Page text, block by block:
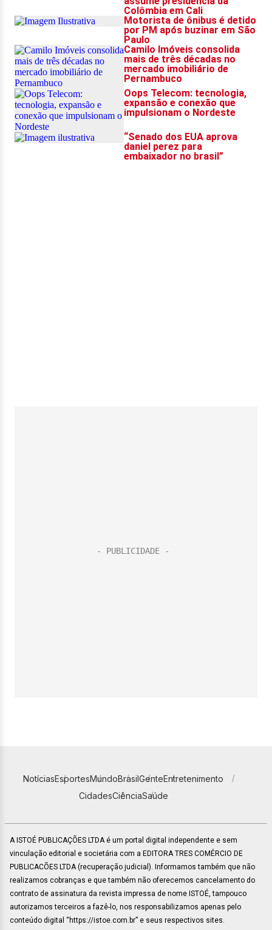
NotíciasEsportesMundoBrasilGenteEntretenimento
CidadesCiênciaSaúde
A ISTOÉ PUBLICAÇÕES LTDA é um portal digital independente e sem
vinculação editorial e societária com a EDITORA TRES COMÉRCIO DE
PUBLICACÕES LTDA (recuperação judicial). Informamos também que não
realizamos cobranças e que também não oferecemos cancelamento do
contrato de assinatura da revista impressa de nome ISTOÉ, tampouco
autorizamos terceiros a fazê-lo, nos responsabilizamos apenas pelo
conteúdo digital “https://istoe.com.br” e seus respectivos sites.